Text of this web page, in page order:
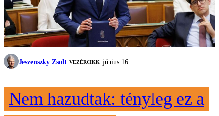
Jeszenszky Zsolt VEZÉRCIKK június 16.
Nem hazudtak: tényleg ez a